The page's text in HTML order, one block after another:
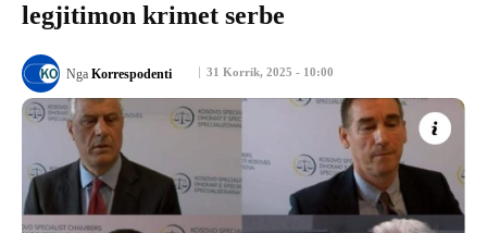
legjitimon krimet serbe
31 Korrik, 2025 - 10:00
Nga Korrespodenti